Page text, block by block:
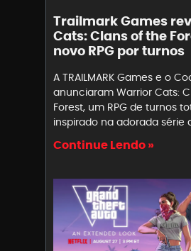
Trailmark Games
Cats: Clans of the
novo RPG por turnos
A TRAILMARK Games e o
anunciaram Warrior Cats:
Forest, um RPG de turnos
inspirado na adorada série
Continue Lendo »